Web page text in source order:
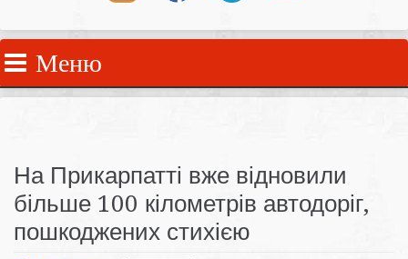
Меню
На Прикарпатті вже відновили
більше 100 кілометрів автодоріг,
пошкоджених стихією